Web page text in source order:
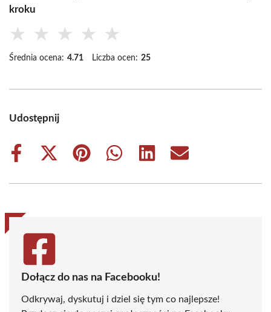
kroku
★ ★ ★ ★ ★
Średnia ocena: 4.71 Liczba ocen: 25
Udostępnij
Share
Share
(Twitter)
Share
Share
Share
Share
Dołącz do nas na Facebooku!
Odkrywaj, dyskutuj i dziel się tym co najlepsze!